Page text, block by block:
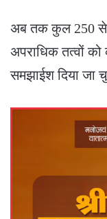
अब तक कुल 250 से
अपराधिक तत्वों
समझाईश दिया जा